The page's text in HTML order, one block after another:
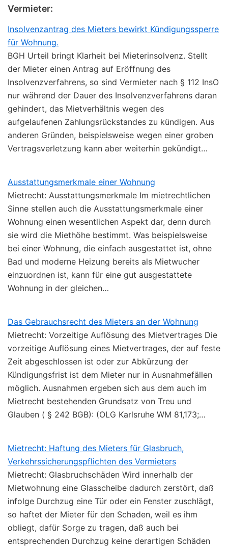
Vermieter:
Insolvenzantrag des Mieters bewirkt Kündigungssperre
für Wohnung.
BGH Urteil bringt Klarheit bei Mieterinsolvenz. Stellt
der Mieter einen Antrag auf Eröffnung des
Insolvenzverfahrens, so sind Vermieter nach § 112 InsO
nur während der Dauer des Insolvenzverfahrens daran
gehindert, das Mietverhältnis wegen des
aufgelaufenen Zahlungsrückstandes zu kündigen. Aus
anderen Gründen, beispielsweise wegen einer groben
Vertragsverletzung kann aber weiterhin gekündigt…
Ausstattungsmerkmale einer Wohnung
Mietrecht: Ausstattungsmerkmale Im mietrechtlichen
Sinne stellen auch die Ausstattungsmerkmale einer
Wohnung einen wesentlichen Aspekt dar, denn durch
sie wird die Miethöhe bestimmt. Was beispielsweise
bei einer Wohnung, die einfach ausgestattet ist, ohne
Bad und moderne Heizung bereits als Mietwucher
einzuordnen ist, kann für eine gut ausgestattete
Wohnung in der gleichen…
Das Gebrauchsrecht des Mieters an der Wohnung
Mietrecht: Vorzeitige Auflösung des Mietvertrages Die
vorzeitige Auflösung eines Mietvertrages, der auf feste
Zeit abgeschlossen ist oder zur Abkürzung der
Kündigungsfrist ist dem Mieter nur in Ausnahmefällen
möglich. Ausnahmen ergeben sich aus dem auch im
Mietrecht bestehenden Grundsatz von Treu und
Glauben ( § 242 BGB): (OLG Karlsruhe WM 81,173;…
Mietrecht: Haftung des Mieters für Glasbruch,
Verkehrssicherungspflichten des Vermieters
Mietrecht: Glasbruchschäden Wird innerhalb der
Mietwohnung eine Glasscheibe dadurch zerstört, daß
infolge Durchzug eine Tür oder ein Fenster zuschlägt,
so haftet der Mieter für den Schaden, weil es ihm
obliegt, dafür Sorge zu tragen, daß auch bei
entsprechenden Durchzug keine derartigen Schäden